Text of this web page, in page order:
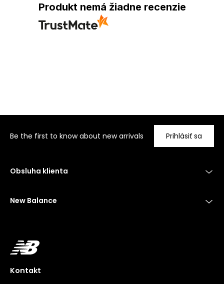
Produkt nemá žiadne recenzie
Be the first to know about new arrivals Prihlásiť sa
Obsluha klienta
New Balance
Kontakt